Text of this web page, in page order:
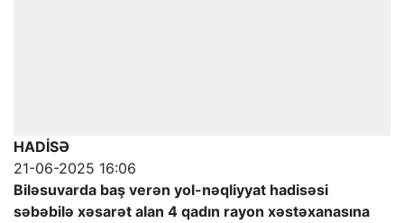
HADİSƏ
21-06-2025 16:06
Biləsuvarda baş verən yol-nəqliyyat hadisəsi
səbəbilə xəsarət alan 4 qadın rayon xəstəxanasına